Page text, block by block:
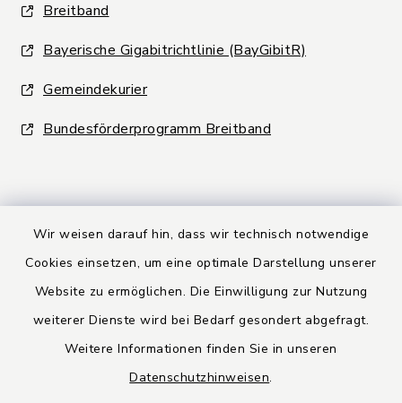
Wir weisen darauf hin, dass wir technisch notwendige
Cookies einsetzen, um eine optimale Darstellung unserer
Website zu ermöglichen. Die Einwilligung zur Nutzung
weiterer Dienste wird bei Bedarf gesondert abgefragt.
Weitere Informationen finden Sie in unseren
Datenschutzhinweisen.
Breitband
Bayerische Gigabitrichtlinie (BayGibitR)
Gemeindekurier
Bundesförderprogramm Breitband
Kontakt
Datenschutz